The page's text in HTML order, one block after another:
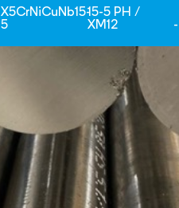
X5CrNiCuNb15-
5
15-5 PH /
XM12
-